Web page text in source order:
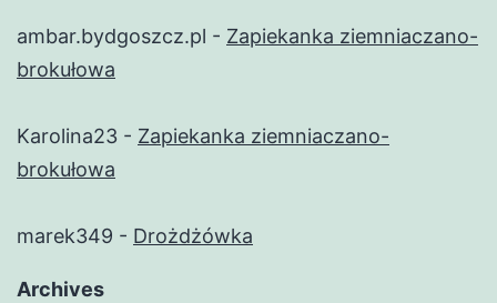
ambar.bydgoszcz.pl - Zapiekanka ziemniaczano-
brokułowa
Karolina23 - Zapiekanka ziemniaczano-
brokułowa
marek349 - Drożdżówka
Archives